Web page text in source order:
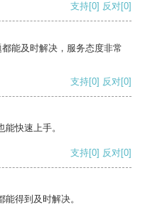
支持[0] 反对[0]
能及时解决，服务态度非常
支持[0] 反对[0]
快速上手。
支持[0] 反对[0]
得到及时解决。